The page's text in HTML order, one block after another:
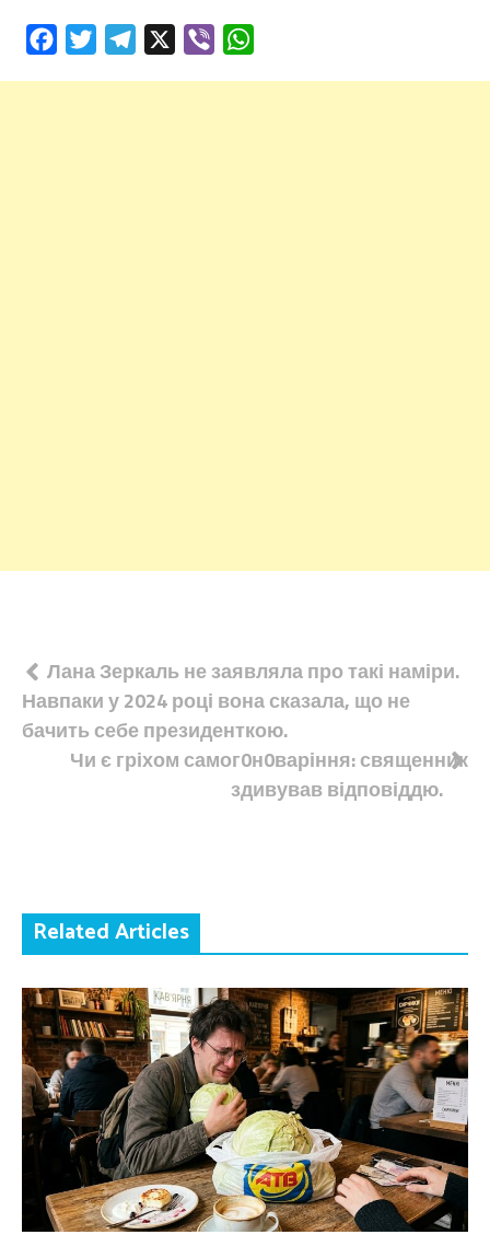
FacebookTwitterTelegram Viber
Навігація
записів
Лана Зеркаль не заявляла про такі наміри.
Навпаки у 2024 році вона сказала, що не
бачить себе президенткою.
Чи є гріхом самог0н0варіння: священник
здивував відповіддю.
Related Articles